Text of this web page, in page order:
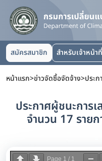
สมัครสมาชิก สำหรับเจ้าหน้าที่
หน้าแรก>ข่าวจัดซื้อจัดจ้าง>ประ
ประกาศผู้ชนะการ
จำนวน 17 รายก
Page 1 / 1